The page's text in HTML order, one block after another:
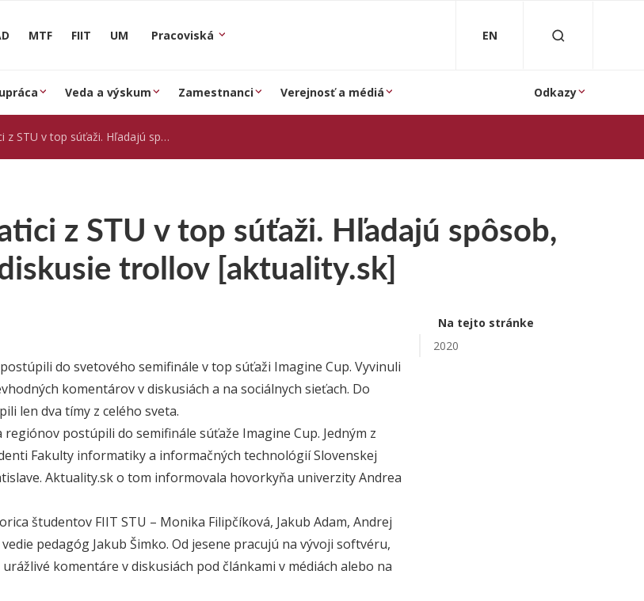
MTF FIIT UM Pracoviská EN
Veda a výskum Zamestnanci Verejnosť a médiá Odkazy
súťaži. Hľadajú spôsob, ako zbaviť diskusie trollov [aktuality.sk]
z STU v top súťaži. Hľadajú spôsob,
trollov [aktuality.sk]
Na tejto stránke
2020
do svetového semifinále v top súťaži Imagine Cup. Vyvinuli
komentárov v diskusiách a na sociálnych sieťach. Do
len dva tímy z celého sveta.
regiónov postúpili do semifinále súťaže Imagine Cup. Jedným z
Fakulty informatiky a informačných technológií Slovenskej
Aktuality.sk o tom informovala hovorkyňa univerzity Andrea
študentov FIIT STU – Monika Filipčíková, Jakub Adam, Andrej
pedagóg Jakub Šimko. Od jesene pracujú na vývoji softvéru,
komentáre v diskusiách pod článkami v médiách alebo na